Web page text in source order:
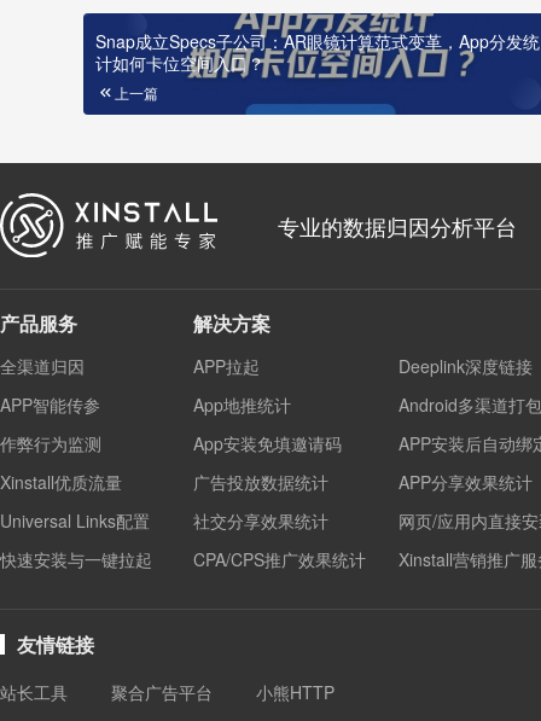
Snap成立Specs子公司：AR眼镜计算范式变革，App分发统
计如何卡位空间入口？
上一篇
专业的数据归因分析平台
产品服务
全渠道归因
APP智能传参
作弊行为监测
Xinstall优质流量
Universal Links配置
快速安装与一键拉起
解决方案
APP拉起
Deeplink深度链接
App地推统计
Android多渠道打包
App安装免填邀请码
APP安装后自动绑
广告投放数据统计
APP分享效果统计
社交分享效果统计
网页/应用内直接
CPA/CPS推广效果统计
Xinstall营销推广
友情链接
站长工具 聚合广告平台 小熊HTTP